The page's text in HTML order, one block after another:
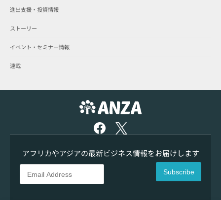
進出支援・投資情報
ストーリー
イベント・セミナー情報
連載
アフリカやアジアの最新ビジネス情報をお届けします
Subscribe